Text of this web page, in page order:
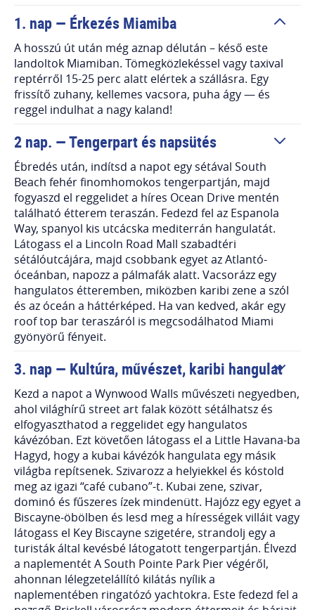
1. nap — Érkezés Miamiba
A hosszú út után még aznap délután – késő este
landoltok Miamiban. Tömegközlekéssel vagy taxival
reptérről 15-25 perc alatt elértek a szállásra. Egy
frissítő zuhany, kellemes vacsora, puha ágy — és
reggel indulhat a nagy kaland!
2 nap. — Tengerpart és napsütés
Ébredés után, indítsd a napot egy sétával South
Beach fehér finomhomokos tengerpartján, majd
fogyaszd el reggelidet a híres Ocean Drive mentén
található étterem teraszán. Fedezd fel az Espanola
Way, spanyol kis utcácska mediterrán hangulatát.
Látogass el a Lincoln Road Mall szabadtéri
sétálóutcájára, majd csobbank egyet az Atlantó-
óceánban, napozz a pálmafák alatt. Vacsorázz egy
hangulatos étteremben, miközben karibi zene a szól
és az óceán a háttérképed. Ha van kedved, akár egy
roof top bar teraszáról is megcsodálhatod Miami
gyönyörű fényeit.
3. nap — Kultúra, művészet, karibi hangulat
Kezd a napot a Wynwood Walls művészeti negyedben,
ahol világhírű street art falak között sétálhatsz és
elfogyaszthatod a reggelidet egy hangulatos
kávézóban. Ezt követően látogass el a Little Havana-ba
Hagyd, hogy a kubai kávézók hangulata egy másik
világba repítsenek. Szivarozz a helyiekkel és kóstold
meg az igazi “café cubano”-t. Kubai zene, szivar,
dominó és fűszeres ízek mindenütt. Hajózz egy egyet a
Biscayne-öbölben és lesd meg a hírességek villáit vagy
látogass el Key Biscayne szigetére, strandolj egy a
turisták által kevésbé látogatott tengerpartján. Élvezd
a naplementét A South Pointe Park Pier végéről,
ahonnan lélegzetelállító kilátás nyílik a
naplementében ringatózó yachtokra. Este fedezd fel a